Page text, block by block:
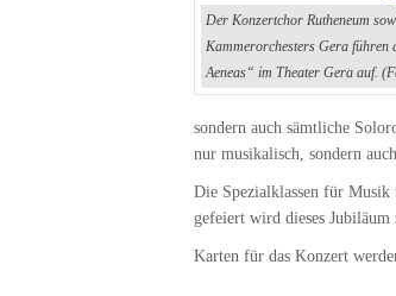
Der Konzertchor Rutheneum
Kammerorchesters Gera führen
Aeneas“ im Theater Gera auf.
sondern auch sämtliche
nur musikalisch, sondern
Die Spezialklassen für Musik
gefeiert wird dieses
Karten für das Konzert